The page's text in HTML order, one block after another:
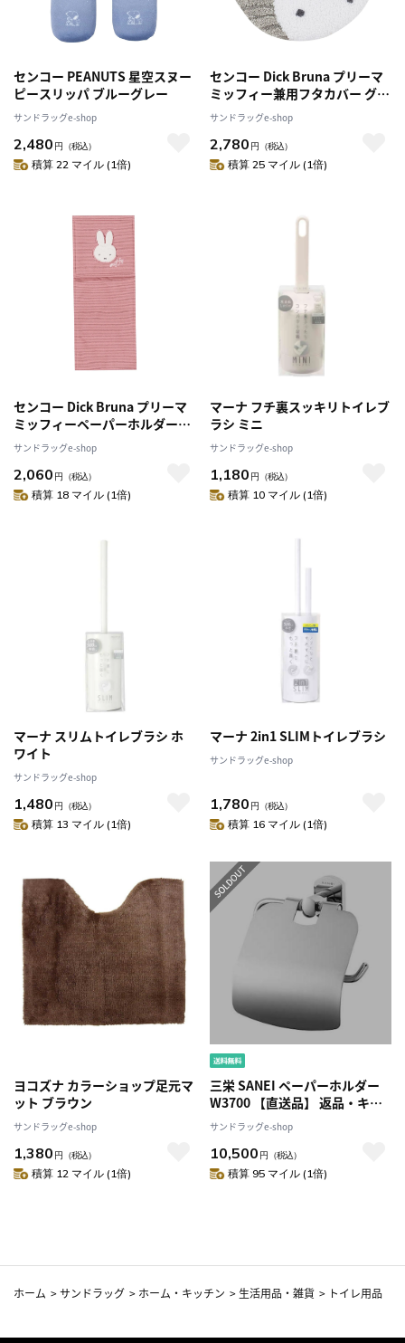
センコー PEANUTS 星空スヌー
ピースリッパ ブルーグレー
サンドラッグe-shop
2,480 円 （税込）
積算 22 マイル (1倍)
センコー Dick Bruna プリーマ
ミッフィー兼用フタカバー グレ
ー
サンドラッグe-shop
2,780 円 （税込）
積算 25 マイル (1倍)
センコー Dick Bruna プリーマ
ミッフィーペーパーホルダーカ
バー ピンク
サンドラッグe-shop
2,060 円 （税込）
積算 18 マイル (1倍)
マーナ フチ裏スッキリトイレブ
ラシ ミニ
サンドラッグe-shop
1,180 円 （税込）
積算 10 マイル (1倍)
マーナ スリムトイレブラシ ホ
ワイト
サンドラッグe-shop
1,480 円 （税込）
積算 13 マイル (1倍)
マーナ 2in1 SLIMトイレブラシ
サンドラッグe-shop
1,780 円 （税込）
積算 16 マイル (1倍)
ヨコズナ カラーショップ足元マ
ット ブラウン
サンドラッグe-shop
1,380 円 （税込）
積算 12 マイル (1倍)
三栄 SANEI ペーパーホルダー
W3700 【直送品】 返品・キャ
ンセル・他商品と同時購入は不
可
サンドラッグe-shop
10,500 円 （税込）
積算 95 マイル (1倍)
ホーム >サンドラッグ > ホーム・キッチン > 生活用品・雑貨 > トイレ用品